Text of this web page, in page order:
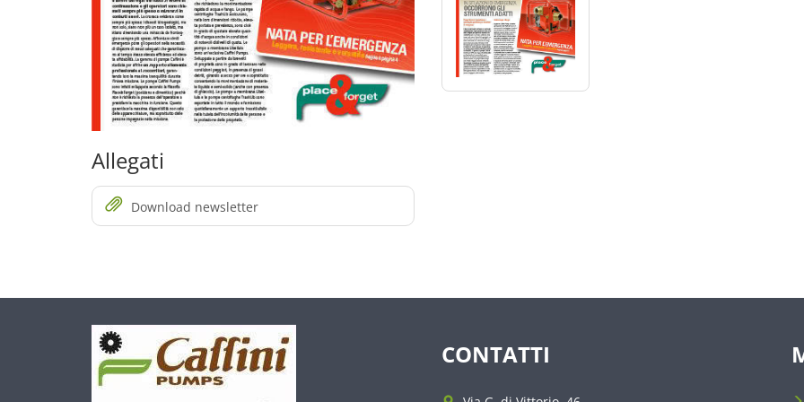
Allegati
Download newsletter
CONTATTI